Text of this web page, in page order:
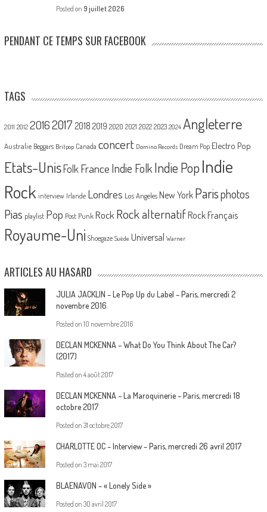
Posted on 9 juillet 2026
PENDANT CE TEMPS SUR FACEBOOK
TAGS
2011 2012 20162017 2018 2019 2020 2021 2022 2023 2024 Angleterre
Australie Beggars Britpop Canada concert Domino Records Dream Pop Electro Pop
Etats-UnisFolk France Indie Folk Indie PopIndie
Rock interview Irlande Londres Los Angeles New York Parisphotos
Pias playlist Pop Post Punk Rock Rock alternatif Rock Français
Royaume-Uni Shoegaze Suède Universal Warner
ARTICLES AU HASARD
JULIA JACKLIN – Le Pop Up du Label – Paris, mercredi 2
novembre 2016
Posted on 10 novembre 2016
DECLAN MCKENNA – What Do You Think About The Car?
(2017)
Posted on 4 août 2017
DECLAN MCKENNA – La Maroquinerie – Paris, mercredi 18
octobre 2017
Posted on 31 octobre 2017
CHARLOTTE OC – Interview – Paris, mercredi 26 avril 2017
Posted on 3 mai 2017
BLAENAVON – « Lonely Side »
Posted on 30 avril 2017